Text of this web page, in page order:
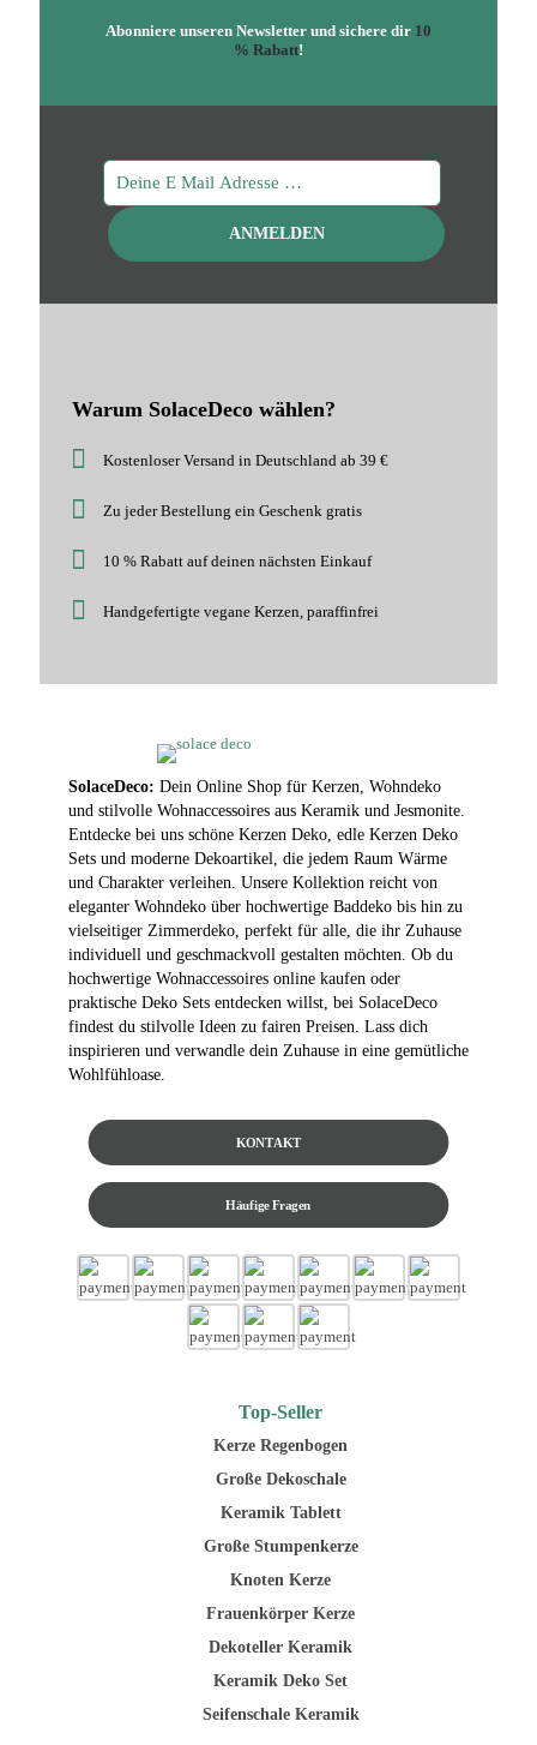
Abonniere unseren Newsletter und sichere dir 10
% Rabatt!
Warum SolaceDeco wählen?
Kostenloser Versand in Deutschland ab 39 €
Zu jeder Bestellung ein Geschenk gratis
10 % Rabatt auf deinen nächsten Einkauf
Handgefertigte vegane Kerzen, paraffinfrei
SolaceDeco: Dein Online Shop für Kerzen, Wohndeko
und stilvolle Wohnaccessoires aus Keramik und Jesmonite.
Entdecke bei uns schöne Kerzen Deko, edle Kerzen Deko
Sets und moderne Dekoartikel, die jedem Raum Wärme
und Charakter verleihen. Unsere Kollektion reicht von
eleganter Wohndeko über hochwertige Baddeko bis hin zu
vielseitiger Zimmerdeko, perfekt für alle, die ihr Zuhause
individuell und geschmackvoll gestalten möchten. Ob du
hochwertige Wohnaccessoires online kaufen oder
praktische Deko Sets entdecken willst, bei SolaceDeco
findest du stilvolle Ideen zu fairen Preisen. Lass dich
inspirieren und verwandle dein Zuhause in eine gemütliche
Wohlfühloase.
KONTAKT
Häufige Fragen
Top-Seller
Kerze Regenbogen
Große Dekoschale
Keramik Tablett
Große Stumpenkerze
Knoten Kerze
Frauenkörper Kerze
Dekoteller Keramik
Keramik Deko Set
Seifenschale Keramik